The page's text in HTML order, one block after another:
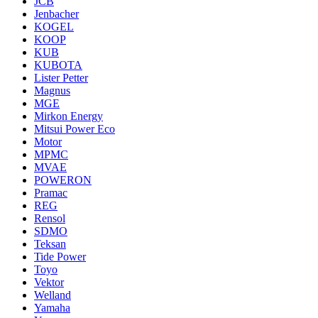
Jenbacher
KOGEL
KOOP
KUB
KUBOTA
Lister Petter
Magnus
MGE
Mirkon Energy
Mitsui Power Eco
Motor
MPMC
MVAE
POWERON
Pramac
REG
Rensol
SDMO
Teksan
Tide Power
Toyo
Vektor
Welland
Yamaha